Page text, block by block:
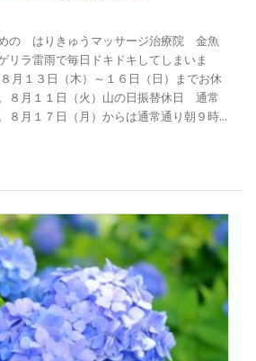
の はりきゅうマッサージ治療院 金魚
リラ雷雨で毎日ドキドキしてしまいま
月１３日（木）～１６日（日）までお休
８月１１日（火）山の日振替休日 通常
８月１７日（月）からは通常通り朝９時...